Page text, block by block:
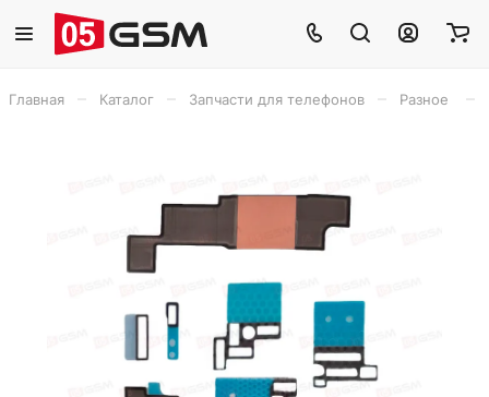
Главная Каталог Запчасти для телефонов Разное